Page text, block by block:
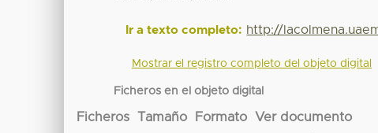
Ir a texto completo: http://
Mostrar el registro completo del objeto digital
Ficheros en el objeto digital
Ficheros Tamaño Formato
Ver documento